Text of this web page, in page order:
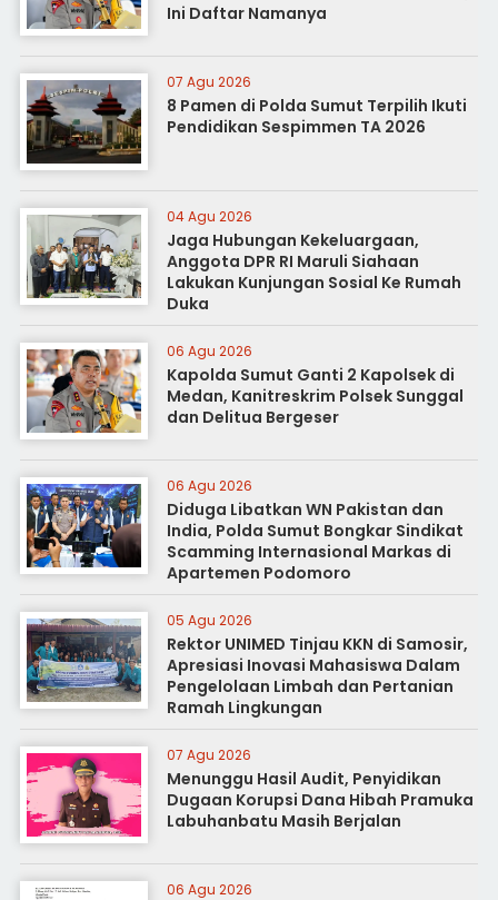
Ini Daftar Namanya
07 Agu 2026
8 Pamen di Polda Sumut Terpilih Ikuti
Pendidikan Sespimmen TA 2026
04 Agu 2026
Jaga Hubungan Kekeluargaan,
Anggota DPR RI Maruli Siahaan
Lakukan Kunjungan Sosial Ke Rumah
Duka
06 Agu 2026
Kapolda Sumut Ganti 2 Kapolsek di
Medan, Kanitreskrim Polsek Sunggal
dan Delitua Bergeser
06 Agu 2026
Diduga Libatkan WN Pakistan dan
India, Polda Sumut Bongkar Sindikat
Scamming Internasional Markas di
Apartemen Podomoro
05 Agu 2026
Rektor UNIMED Tinjau KKN di Samosir,
Apresiasi Inovasi Mahasiswa Dalam
Pengelolaan Limbah dan Pertanian
Ramah Lingkungan
07 Agu 2026
Menunggu Hasil Audit, Penyidikan
Dugaan Korupsi Dana Hibah Pramuka
Labuhanbatu Masih Berjalan
06 Agu 2026